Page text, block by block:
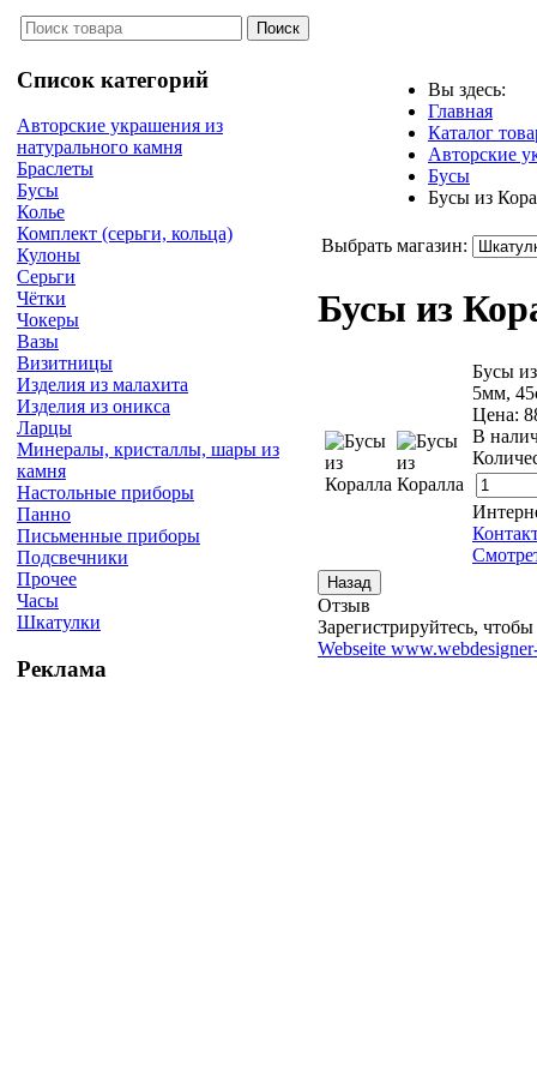
Список категорий
Авторские украшения из
натурального камня
Браслеты
Бусы
Колье
Комплект (серьги, кольца)
Кулоны
Серьги
Чётки
Чокеры
Вазы
Визитницы
Изделия из малахита
Изделия из оникса
Ларцы
Минералы, кристаллы, шары из
камня
Настольные приборы
Панно
Письменные приборы
Подсвечники
Прочее
Часы
Шкатулки
Реклама
Вы здесь:
Главная
Каталог
Авторские
Бусы
Бусы из
Выбрать магазин:
Бусы из
Бусы
5мм,
Цена:
В
Отзыв
Зарегистрируйтесь, чтобы
Webseite